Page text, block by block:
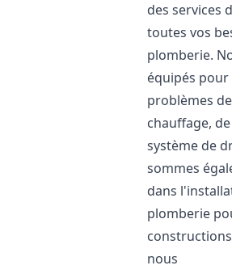
des services
toutes vos
plomberie.
équipés pour
problèmes
chauffage,
système de
sommes
dans
plomberie
nous